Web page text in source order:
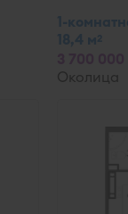
1-
18,4 м2
Околица